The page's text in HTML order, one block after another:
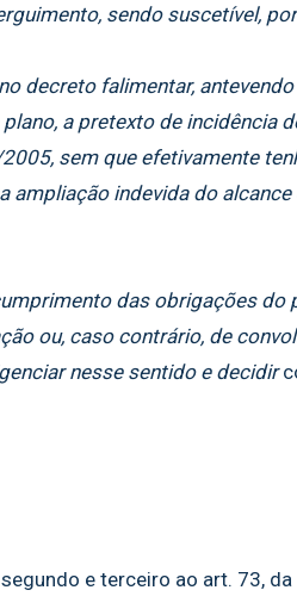
sendo suscetível,
decreto falimentar,
a pretexto de incidência
sem que efetivamente
indevida do
das obrigações do
ou, caso contrário, de
nesse sentido e decidir
e terceiro ao art. 73,